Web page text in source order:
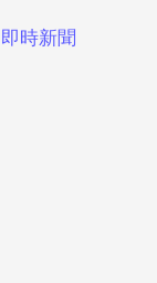
即時新聞